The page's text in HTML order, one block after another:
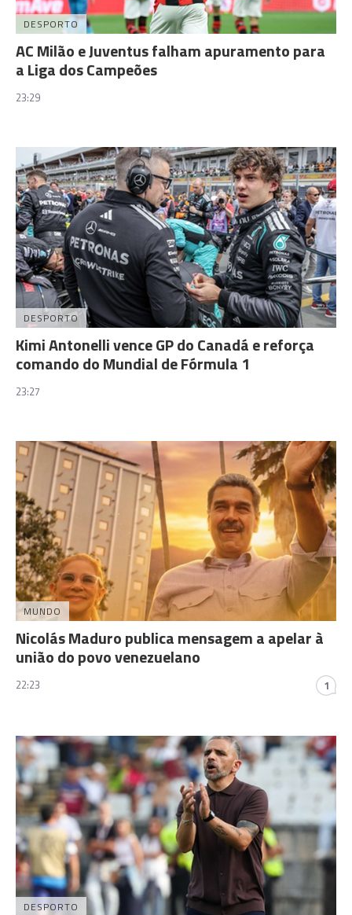
DESPORTO
AC Milão e Juventus falham apuramento para
a Liga dos Campeões
23:29
DESPORTO
Kimi Antonelli vence GP do Canadá e reforça
comando do Mundial de Fórmula 1
23:27
MUNDO
Nicolás Maduro publica mensagem a apelar à
união do povo venezuelano
22:23 1
DESPORTO